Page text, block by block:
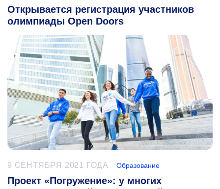
Открывается регистрация участников
олимпиады Open Doors
9 СЕНТЯБРЯ 2021 ГОДА Образование
Проект «Погружение»: у многих